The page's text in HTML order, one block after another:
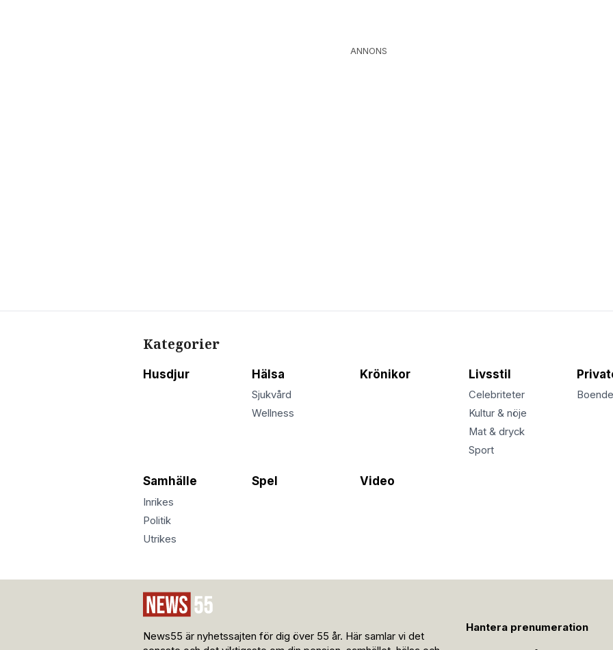
ANNONS
Kategorier
Husdjur Hälsa
Sjukvård
Wellness
Krönikor Livsstil
Celebriteter
Kultur & nöje
Mat & dryck
Sport
Samhälle
Inrikes
Politik
Utrikes
Spel Video
News55 är nyhetssajten för dig över 55 år. Här samlar vi det
Hantera prenumeration